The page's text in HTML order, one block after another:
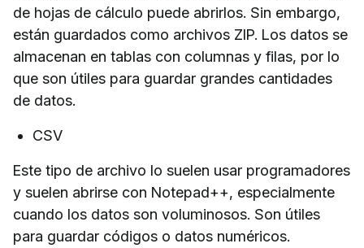
de hojas de cálculo puede abrirlos. Sin embargo,
están guardados como archivos ZIP. Los datos se
almacenan en tablas con columnas y filas, por lo
que son útiles para guardar grandes cantidades
de datos.
CSV
Este tipo de archivo lo suelen usar programadores
y suelen abrirse con Notepad++, especialmente
cuando los datos son voluminosos. Son útiles
para guardar códigos o datos numéricos.